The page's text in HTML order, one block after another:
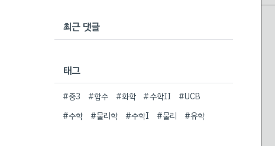
최근 댓글
태그
#중3 #함수 #화학 #수학II
#UCB
#수학
#물리학 #수학I #물리 #유학